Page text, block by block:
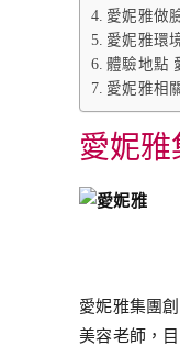
愛妮雅做
愛妮雅環
體驗地點
愛妮雅相
愛妮雅
愛妮雅集團
美容老師，